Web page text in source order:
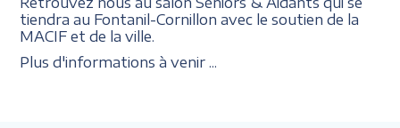
tiendra au Fontanil-Cornillon avec le soutien de la
MACIF et de la ville.
Plus d'informations à venir ...